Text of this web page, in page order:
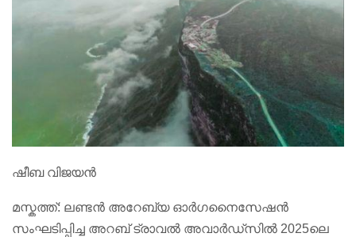
ഷീബ വിജയൻ
മസ്കത്ത്: ലണ്ടൻ അറേബ്യ ഓർഗനൈസേഷൻ
സംഘടിപ്പിച്ച അറബ് ട്രാവൽ അവാർഡ്സിൽ 2025ലെ